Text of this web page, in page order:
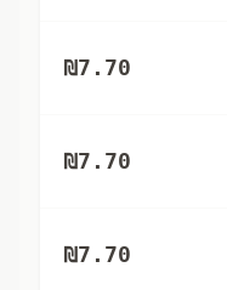
₪7.70
₪7.70
₪7.70